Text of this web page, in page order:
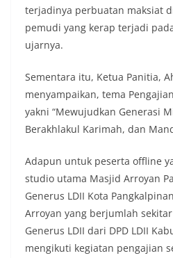
terjadinya perbuatan maksiat
pemudi yang kerap terjadi
ujarnya.
Sementara itu, Ketua Panitia,
menyampaikan, tema
yakni “Mewujudkan Generasi
Berakhlakul Karimah, dan
Adapun untuk peserta offline
studio utama Masjid Arroyan
Generus LDII Kota
Arroyan yang berjumlah
Generus LDII dari DPD LDII
mengikuti kegiatan pengajian